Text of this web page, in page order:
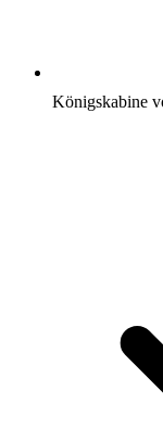
Königskabine